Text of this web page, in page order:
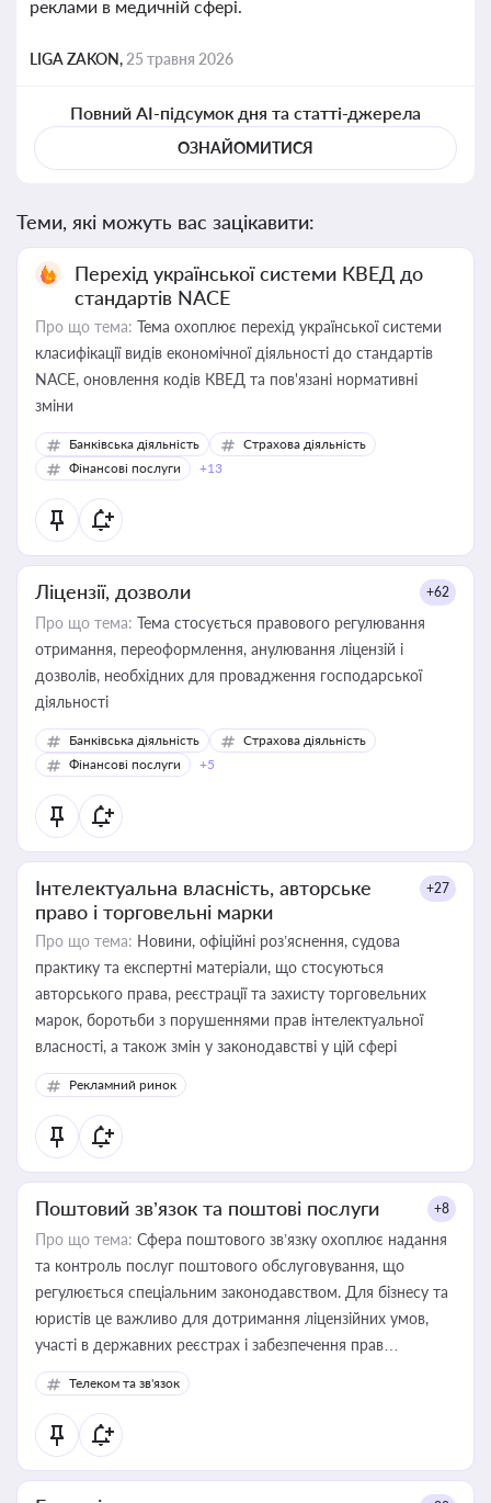
реклами в медичній сфері.
LIGA ZAKON, 25 травня 2026
Повний AI-підсумок дня та статті-джерела
ОЗНАЙОМИТИСЯ
Теми, які можуть вас зацікавити:
Перехід української системи КВЕД до
стандартів NACE
Про що тема: Тема охоплює перехід української системи
класифікації видів економічної діяльності до стандартів
NACE, оновлення кодів КВЕД та пов'язані нормативні
зміни
Банківська діяльність
Страхова діяльність
Фінансові послуги
+13
Ліцензії, дозволи +62
Про що тема: Тема стосується правового регулювання
отримання, переоформлення, анулювання ліцензій і
дозволів, необхідних для провадження господарської
діяльності
Банківська діяльність
Страхова діяльність
Фінансові послуги
+5
Інтелектуальна власність, авторське
право і торговельні марки
+27
Про що тема: Новини, офіційні роз’яснення, судова
практику та експертні матеріали, що стосуються
авторського права, реєстрації та захисту торговельних
марок, боротьби з порушеннями прав інтелектуальної
власності, а також змін у законодавстві у цій сфері
Рекламний ринок
Поштовий зв’язок та поштові послуги +8
Про що тема: Сфера поштового зв’язку охоплює надання
та контроль послуг поштового обслуговування, що
регулюється спеціальним законодавством. Для бізнесу та
юристів це важливо для дотримання ліцензійних умов,
участі в державних реєстрах і забезпечення прав
споживачів.
Телеком та зв'язок